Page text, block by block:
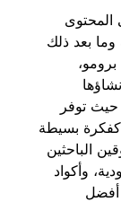
المحتوى
بعد ذلك
حيث توفر
كفكرة بسيطة
الباحثين
وأكواد
أفضل